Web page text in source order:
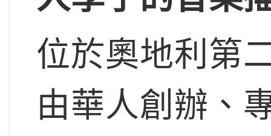
位於奧地利第
由華人創辦、